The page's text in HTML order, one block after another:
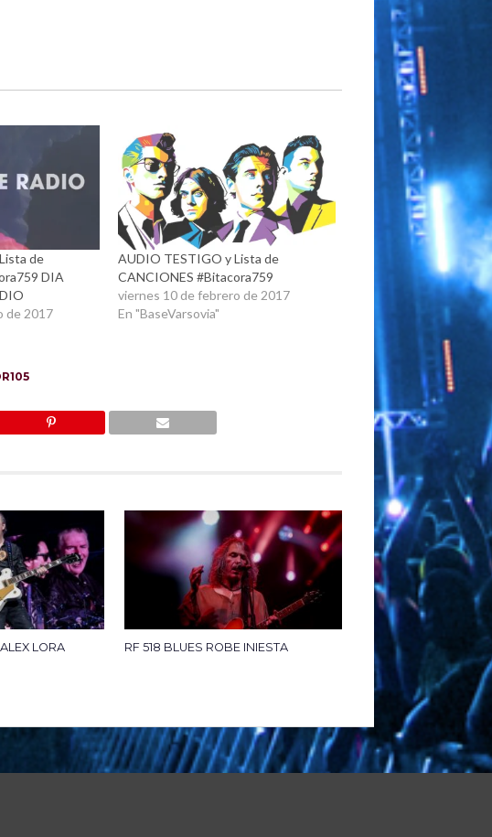
de
DIA
de 2017
AUDIO TESTIGO y Lista de
CANCIONES #Bitacora759
viernes 10 de febrero de 2017
En "BaseVarsovia"
LORA RF 518 BLUES ROBE INIESTA